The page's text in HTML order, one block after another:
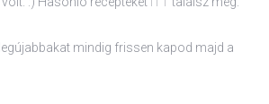
legújabbakat mindig frissen kapod majd a